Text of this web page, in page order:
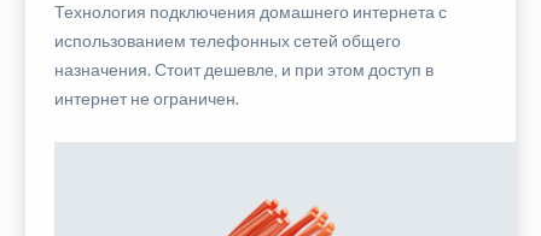
Технология подключения домашнего интернета с
использованием телефонных сетей общего
назначения. Стоит дешевле, и при этом доступ в
интернет не ограничен.